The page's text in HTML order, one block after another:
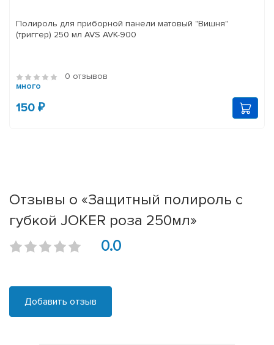
Полироль для приборной панели матовый "Вишня"
(триггер) 250 мл AVS AVK-900
0 отзывов
много
150 ₽
Отзывы о «Защитный полироль с
губкой JOKER роза 250мл»
0.0
Добавить отзыв